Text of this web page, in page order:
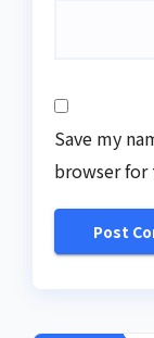
Save my
browser